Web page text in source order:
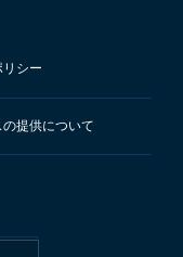
シー
提供について